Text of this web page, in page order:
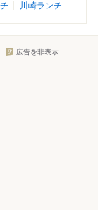
川崎ランチ
広告を非表示